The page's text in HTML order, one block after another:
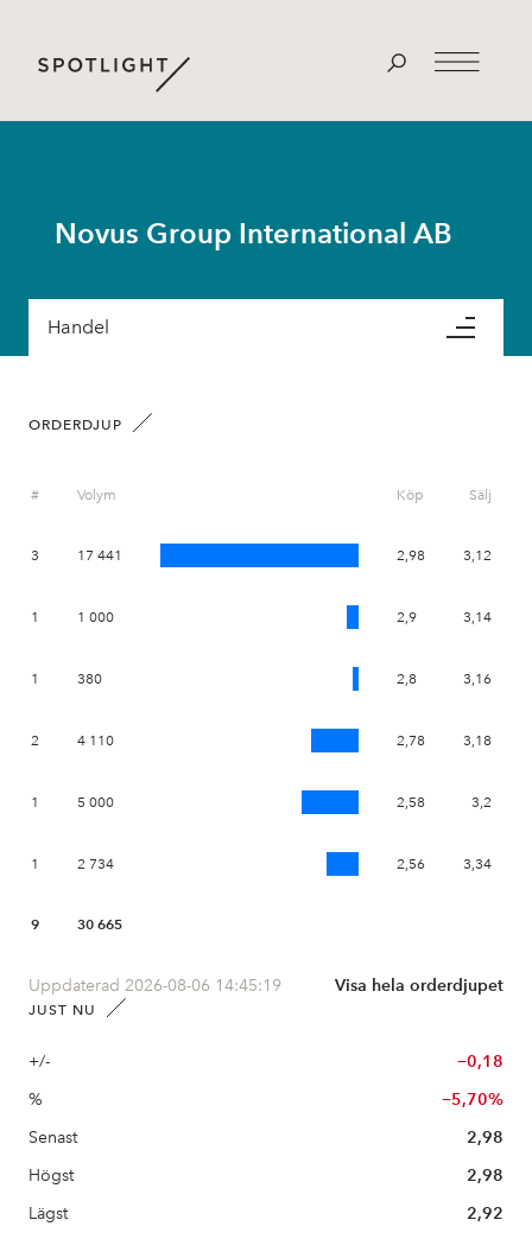
Novus Group International AB
Handel
ORDERDJUP
# Volym Köp Sälj
3 17 441 2,98 3,12
1 1 000 2,9 3,14
1 380 2,8 3,16
2 4 110 2,78 3,18
1 5 000 2,58 3,2
1 2 734 2,56 3,34
9 30 665
Uppdaterad 2026-08-06 14:45:19 Visa hela orderdjupet
JUST NU
+/-
−0,18
%
−5,70%
Senast
2,98
Högst
2,98
Lägst
2,92